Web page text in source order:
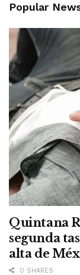
Popular
Quintana
segunda
alta de
0 SHARES